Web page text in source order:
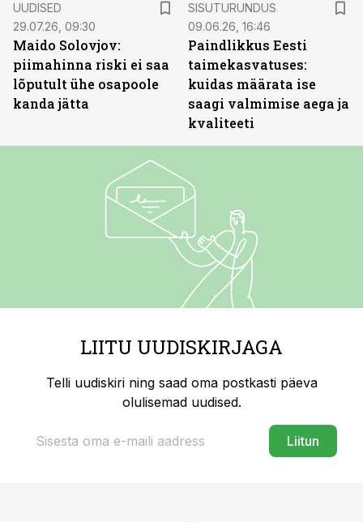
UUDISED
29.07.26, 09:30
Maido Solovjov:
piimahinna riski ei saa
lõputult ühe osapoole
kanda jätta
SISUTURUNDUS
09.06.26, 16:46
Paindlikkus Eesti
taimekasvatuses:
kuidas määrata ise
saagi valmimise aega ja
kvaliteeti
LIITU UUDISKIRJAGA
Telli uudiskiri ning saad oma postkasti päeva
olulisemad uudised.
Liitun